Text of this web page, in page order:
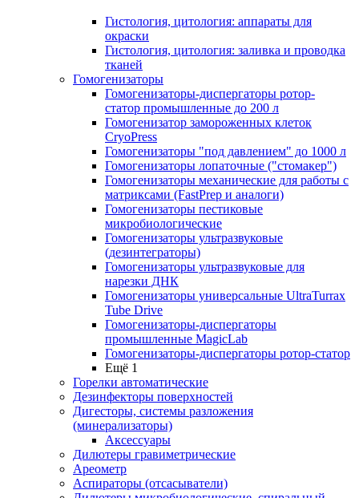
Гистология, цитология: аппараты для
окраски
Гистология, цитология: заливка и проводка
тканей
Гомогенизаторы
Гомогенизаторы-диспергаторы ротор-
статор промышленные до 200 л
Гомогенизатор замороженных клеток
CryoPress
Гомогенизаторы "под давлением" до 1000 л
Гомогенизаторы лопаточные ("стомакер")
Гомогенизаторы механические для работы с
матриксами (FastPrep и аналоги)
Гомогенизаторы пестиковые
микробиологические
Гомогенизаторы ультразвуковые
(дезинтеграторы)
Гомогенизаторы ультразвуковые для
нарезки ДНК
Гомогенизаторы универсальные UltraTurrax
Tube Drive
Гомогенизаторы-диспергаторы
промышленные MagicLab
Гомогенизаторы-диспергаторы ротор-статор
Ещё 1
Горелки автоматические
Дезинфекторы поверхностей
Дигесторы, системы разложения
(минерализаторы)
Аксессуары
Дилютеры гравиметрические
Ареометр
Аспираторы (отсасыватели)